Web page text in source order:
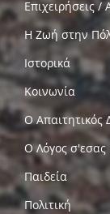
Επιχειρήσεις /
Η Ζωή στην
Ιστορικά
Κοινωνία
Ο Απαιτητικός
Ο Λόγος σ'εσας
Παιδεία
Πολιτική